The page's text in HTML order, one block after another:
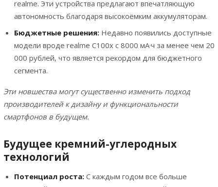
realme. Эти устройства предлагают впечатляющую
автономность благодаря высокоёмким аккумуляторам.
Бюджетные решения:Недавно появились доступные
модели вроде realme C100x с 8000 мА·ч за менее чем 20
000 рублей, что является рекордом для бюджетного
сегмента.
Эти новшества могут существенно изменить подход
производителей к дизайну и функциональности
смартфонов в будущем.
Будущее кремний-углеродных
технологий
Потенциал роста:С каждым годом все больше